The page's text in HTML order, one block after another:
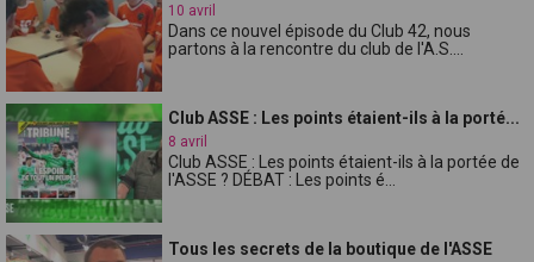
10 avril
Dans ce nouvel épisode du Club 42, nous
partons à la rencontre du club de l'A.S....
Club ASSE : Les points étaient-ils à la porté...
8 avril
Club ASSE : Les points étaient-ils à la portée de
l'ASSE ? DÉBAT : Les points é...
Tous les secrets de la boutique de l'ASSE